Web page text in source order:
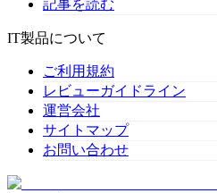
記事を読む
IT製品について
ご利用規約
レビューガイドライン
運営会社
サイトマップ
お問い合わせ